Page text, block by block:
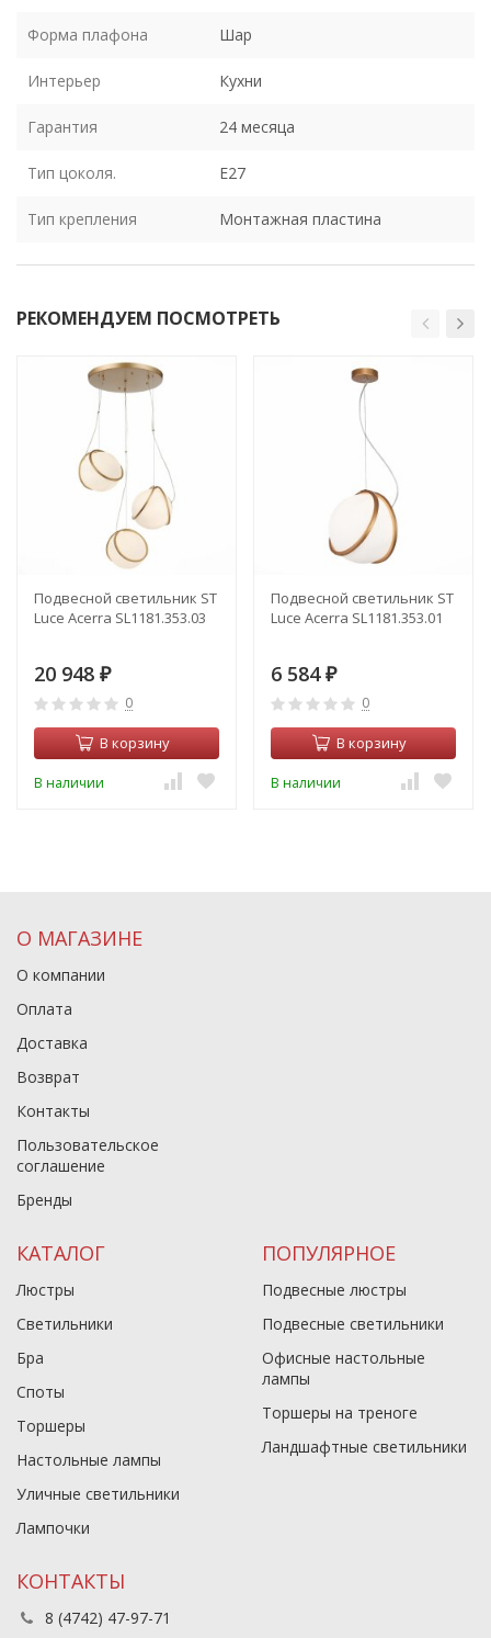
Форма плафона Шар
Интерьер Кухни
Гарантия 24 месяца
Тип цоколя. E27
Тип крепления Монтажная пластина
РЕКОМЕНДУЕМ ПОСМОТРЕТЬ
Подвесной светильник ST
Luce Acerra SL1181.353.03
20 948 ₽
0
В корзину
В наличии
Подвесной светильник ST
Luce Acerra SL1181.353.01
6 584 ₽
0
В корзину
В наличии
О МАГАЗИНЕ
О компании
Оплата
Доставка
Возврат
Контакты
Пользовательское
соглашение
Бренды
КАТАЛОГ
Люстры
Светильники
Бра
Споты
Торшеры
Настольные лампы
Уличные светильники
Лампочки
ПОПУЛЯРНОЕ
Подвесные люстры
Подвесные светильники
Офисные настольные
лампы
Торшеры на треноге
Ландшафтные светильники
КОНТАКТЫ
8 (4742) 47-97-71